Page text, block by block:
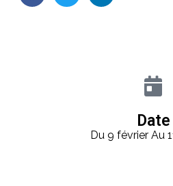
Date
Du 9 février Au